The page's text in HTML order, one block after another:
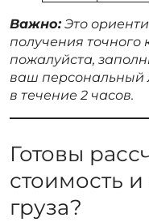
Важно:Это
получения точного
пожалуйста,
ваш персональный
в течение 2 часов.
Готовы
стоимость
груза?